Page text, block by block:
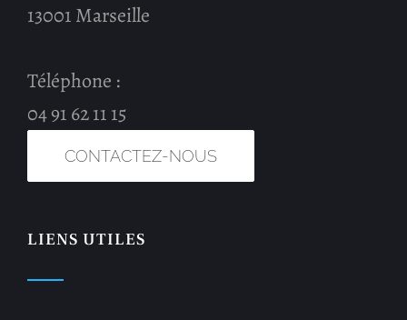
13001 Marseille
Téléphone :
04 91 62 11 15
CONTACTEZ-NOUS
LIENS UTILES